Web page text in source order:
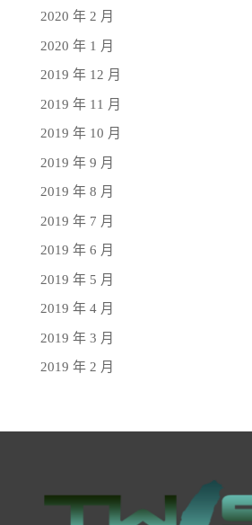
2020 年 2 月
2020 年 1 月
2019 年 12 月
2019 年 11 月
2019 年 10 月
2019 年 9 月
2019 年 8 月
2019 年 7 月
2019 年 6 月
2019 年 5 月
2019 年 4 月
2019 年 3 月
2019 年 2 月